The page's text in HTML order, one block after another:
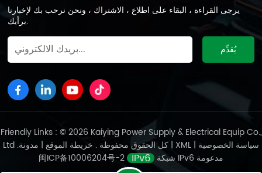
يرجى القراءة ، البقاء على اطلاع ، الاشتراك ، ونحن نرحب بك لإخبارنا
برأيك.
Friendly Links : © 2026 Kaiying Power Supply & Electrical Equip Co.,
Ltd .كل الحقوق محفوظة . خريطة الموقع | | XML | سياسة الخصوصية
闽ICP备10006204号-2
شبكة IPv6 مدعومة